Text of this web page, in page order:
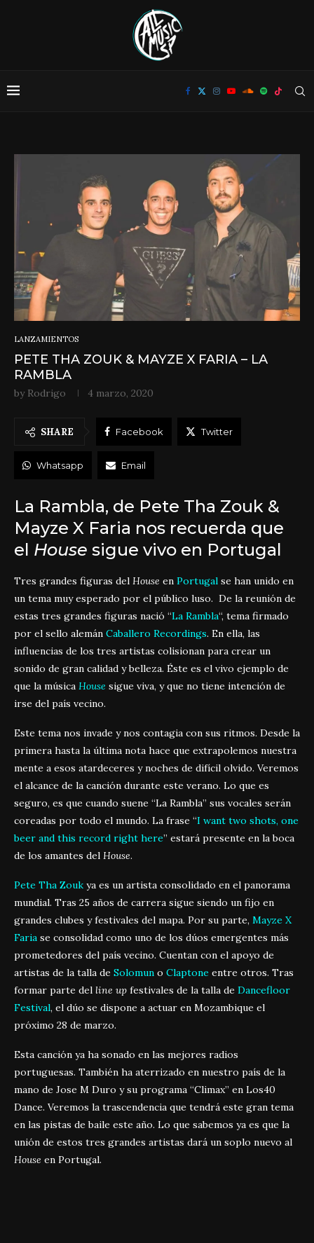
LANZAMIENTOS
PETE THA ZOUK & MAYZE X FARIA – LA
RAMBLA
by Rodrigo 4 marzo, 2020
SHARE Facebook Twitter
Whatsapp Email
La Rambla, de Pete Tha Zouk &
Mayze X Faria nos recuerda que
el House sigue vivo en Portugal
Tres grandes figuras del House en Portugal se han unido en
un tema muy esperado por el público luso. De la reunión de
estas tres grandes figuras nació “La Rambla“, tema firmado
por el sello alemán Caballero Recordings. En ella, las
influencias de los tres artistas colisionan para crear un
sonido de gran calidad y belleza. Éste es el vivo ejemplo de
que la música House sigue viva, y que no tiene intención de
irse del país vecino.
Este tema nos invade y nos contagia con sus ritmos. Desde la
primera hasta la última nota hace que extrapolemos nuestra
mente a esos atardeceres y noches de difícil olvido. Veremos
el alcance de la canción durante este verano. Lo que es
seguro, es que cuando suene “La Rambla” sus vocales serán
coreadas por todo el mundo. La frase “I want two shots, one
beer and this record right here” estará presente en la boca
de los amantes del House.
Pete Tha Zouk ya es un artista consolidado en el panorama
mundial. Tras 25 años de carrera sigue siendo un fijo en
grandes clubes y festivales del mapa. Por su parte, Mayze X
Faria se consolidad como uno de los dúos emergentes más
prometedores del país vecino. Cuentan con el apoyo de
artistas de la talla de Solomun o Claptone entre otros. Tras
formar parte del line up festivales de la talla de Dancefloor
Festival, el dúo se dispone a actuar en Mozambique el
próximo 28 de marzo.
Esta canción ya ha sonado en las mejores radios
portuguesas. También ha aterrizado en nuestro país de la
mano de Jose M Duro y su programa “Climax” en Los40
Dance. Veremos la trascendencia que tendrá este gran tema
en las pistas de baile este año. Lo que sabemos ya es que la
unión de estos tres grandes artistas dará un soplo nuevo al
House en Portugal.